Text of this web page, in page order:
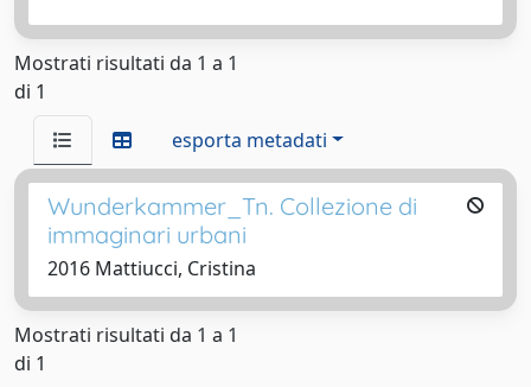
Mostrati risultati da 1 a 1
di 1
esporta metadati
Wunderkammer_Tn. Collezione di
immaginari urbani
2016 Mattiucci, Cristina
Mostrati risultati da 1 a 1
di 1